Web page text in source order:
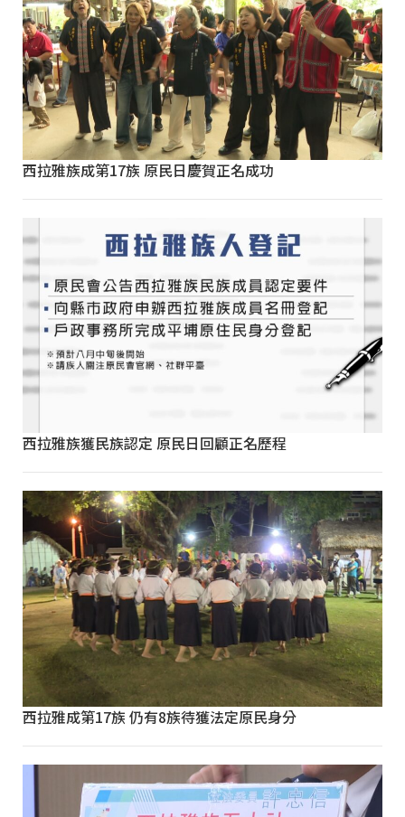
西拉雅族成第17族 原民日慶賀正名成功
西拉雅族獲民族認定 原民日回顧正名歷程
西拉雅成第17族 仍有8族待獲法定原民身分